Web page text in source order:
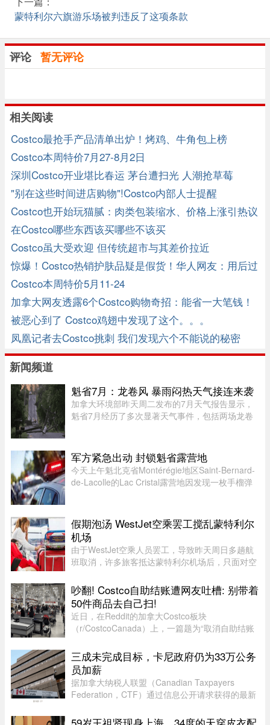
蒙特利尔六旗游乐场被判违反了这项条款
评论 暂无评论
相关阅读
Costco最抢手产品清单出炉！烤鸡、牛角包上榜
Costco本周特价7月27-8月2日
深圳Costco开业堪比春运 茅台遭扫光 人潮抢草莓
"别在这些时间进店购物"!Costco内部人士提醒
Costco也开始玩猫腻：肉类包装缩水、价格上涨引热议
在Costco哪些东西该买哪些不该买
Costco虽大受欢迎 但传统超市与其差价拉近
惊爆！Costco热销护肤品疑是假货！华人网友：用后过
敏+皮炎！ ...
Costco本周特价5月11-24
加拿大网友透露6个Costco购物奇招：能省一大笔钱！
被恶心到了 Costco鸡翅中发现了这个。。。
凤凰记者去Costco挑刺 我们发现六个不能说的秘密
新闻频道
魁省7月：龙卷风 暴雨闷热天气接连来袭
加拿大环境部昨天周二发布的7月天气报告显示，
魁省7月经历了多次显著天气事件，包括两场龙卷
别袭击了Laurentides地区的Ha ...
军方紧急出动 封锁魁省露营地
今天上午魁北克省Montérégie地区Saint-Bernard-
de-Lacolle的Lac Cristal露营地因发现一枚手榴弹
历史，目前对露营者没有 ...
假期泡汤 WestJet空乘罢工搅乱蒙特利尔
机场
由于WestJet空乘人员罢工，导致昨天周日多趟航
班取消，许多旅客抵达蒙特利尔机场后，只面对空
米尼加之旅泡汤Sophie Côté和伴侣原计划首次前
往多米尼加共和国Samaná度 ...
吵翻! Costco自助结账遭网友吐槽: 别带着
50件商品去自己扫!
近日，在Reddit的加拿大Costco板块
（r/CostcoCanada）上，一篇题为“取消自助结账
百名网友的激烈讨论。这场争论不仅揭示了Costco
近期在结账系统上的悄然转变，也暴露 ...
三成未完成目标，卡尼政府仍为33万公务
员加薪
据加拿大纳税人联盟（Canadian Taxpayers
Federation，CTF）通过信息公开请求获得的最新
薪。数据显示，2025 年有 78% 的联邦雇员获得了